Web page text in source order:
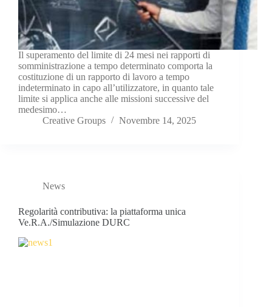
Il superamento del limite di 24 mesi nei rapporti di
somministrazione a tempo determinato comporta la
costituzione di un rapporto di lavoro a tempo
indeterminato in capo all’utilizzatore, in quanto tale
limite si applica anche alle missioni successive del
medesimo…
Creative Groups
Novembre 14, 2025
News
Regolarità contributiva: la piattaforma unica
Ve.R.A./Simulazione DURC